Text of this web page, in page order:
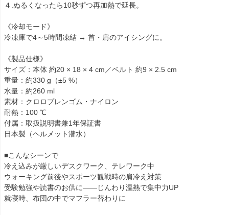
４.ぬるくなったら10秒ずつ再加熱で延長。
《冷却モード》
冷凍庫で4～5時間凍結 → 首・肩のアイシングに。
《製品仕様》
サイズ：本体 約20 × 18 × 4 cm／ベルト 約9 × 2.5 cm
重量：約330 g（±5 %）
水量：約260 ml
素材：クロロプレンゴム・ナイロン
耐熱：100 ℃
付属：取扱説明書兼1年保証書
日本製（ヘルメット潜水）
■こんなシーンで
冷え込みが厳しいデスクワーク、テレワーク中
ウォーキング前後やスポーツ観戦時の肩冷え対策
受験勉強や読書のお供に――じんわり温熱で集中力UP
就寝時、布団の中でマフラー替わりに